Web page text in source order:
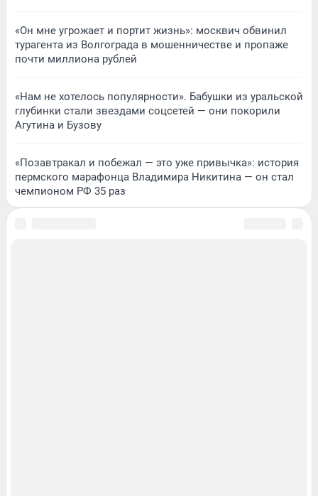
«Он мне угрожает и портит жизнь»: москвич обвинил
турагента из Волгограда в мошенничестве и пропаже
почти миллиона рублей
«Нам не хотелось популярности». Бабушки из уральской
глубинки стали звездами соцсетей — они покорили
Агутина и Бузову
«Позавтракал и побежал — это уже привычка»: история
пермского марафонца Владимира Никитина — он стал
чемпионом РФ 35 раз